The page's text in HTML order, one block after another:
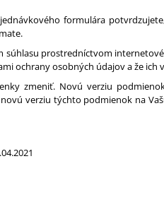
formulára
súhlasu prostredníctvom
ochrany osobných údajov a že ich
zmeniť. Novú verziu
verziu týchto podmienok na